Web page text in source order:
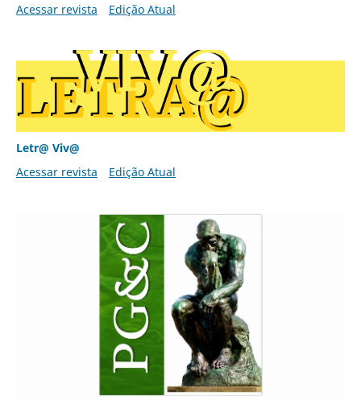
Acessar revista
Edição Atual
Letr@ Viv@
Acessar revista
Edição Atual